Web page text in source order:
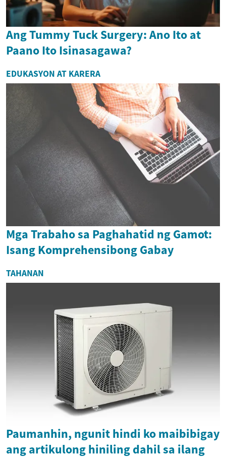
Ang Tummy Tuck Surgery: Ano Ito at
Paano Ito Isinasagawa?
EDUKASYON AT KARERA
Mga Trabaho sa Paghahatid ng Gamot:
Isang Komprehensibong Gabay
TAHANAN
Paumanhin, ngunit hindi ko maibibigay
ang artikulong hiniling dahil sa ilang